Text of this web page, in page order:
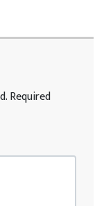
Required